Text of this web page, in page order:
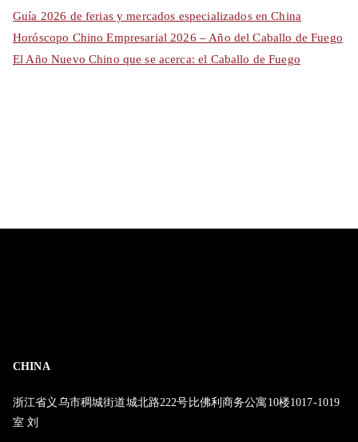
Guía 2026 de ferias y mercados especializados en China
Horóscopo Chino Empresarial 2026 – Año del Caballo de Fuego
El Año Nuevo Chino que se acerca: el Caballo de Fuego
CHINA
浙江省义乌市稠城街道城北路222号比佛利商务公寓10楼1017-1019
室 刘